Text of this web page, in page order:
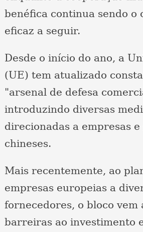
benéfica continua sendo o
eficaz a seguir.
Desde o início do ano, a
(UE) tem atualizado
"arsenal de defesa
introduzindo diversas
direcionadas a empresas
chineses.
Mais recentemente, ao
empresas europeias a
fornecedores, o bloco vem
barreiras ao investimento